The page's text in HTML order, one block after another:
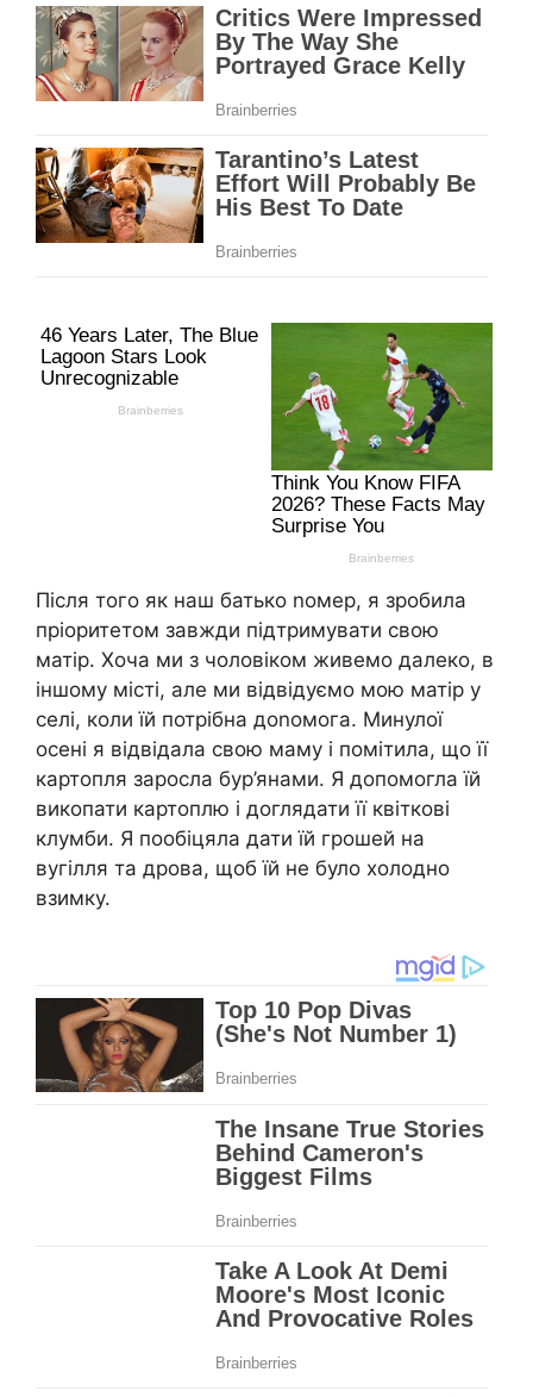
Після того як наш батько nомер, я зробила
пріоритетом завжди підтримувати свою
матір. Хоча ми з чоловіком живемо далеко, в
іншому місті, але ми відвідуємо мою матір у
селі, коли їй потрібна доnомога. Минулої
осені я відвідала свою маму і помітила, що її
картопля заросла бур’янами. Я допомогла їй
викопати картоплю і доглядати її квіткові
клумби. Я пообіцяла дати їй грошей на
вугілля та дрова, щоб їй не було холодно
взимку.